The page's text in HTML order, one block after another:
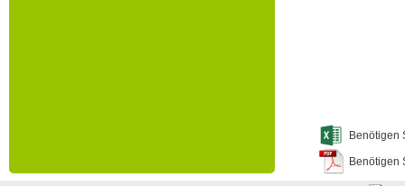
Benötigen
Benötigen